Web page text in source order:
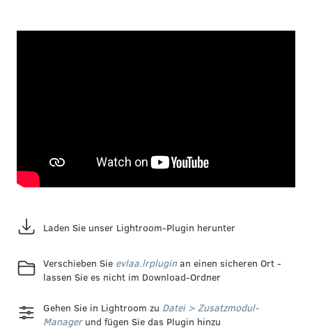
Laden Sie unser Lightroom-Plugin herunter
Verschieben Sie evlaa.lrplugin an einen sicheren Ort -
lassen Sie es nicht im Download-Ordner
Gehen Sie in Lightroom zu Datei > Zusatzmodul-
Managerund fügen Sie das Plugin hinzu